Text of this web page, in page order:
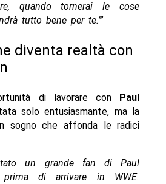
quando tornerai le cose
tutto bene per te.’”
diventa realtà con
di lavorare con
Paul
solo entusiasmante, ma la
sogno che affonda le radici
un grande fan di Paul
prima di arrivare in WWE.